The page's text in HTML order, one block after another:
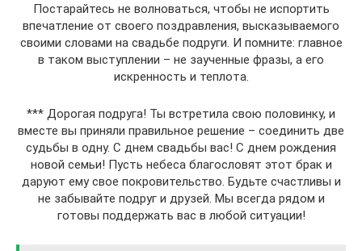
Постарайтесь не волноваться, чтобы не испортить
впечатление от своего поздравления, высказываемого
своими словами на свадьбе подруги. И помните: главное
в таком выступлении – не заученные фразы, а его
искренность и теплота.
*** Дорогая подруга! Ты встретила свою половинку, и
вместе вы приняли правильное решение – соединить две
судьбы в одну. С днем свадьбы вас! С днем рождения
новой семьи! Пусть небеса благословят этот брак и
даруют ему свое покровительство. Будьте счастливы и
не забывайте подруг и друзей. Мы всегда рядом и
готовы поддержать вас в любой ситуации!